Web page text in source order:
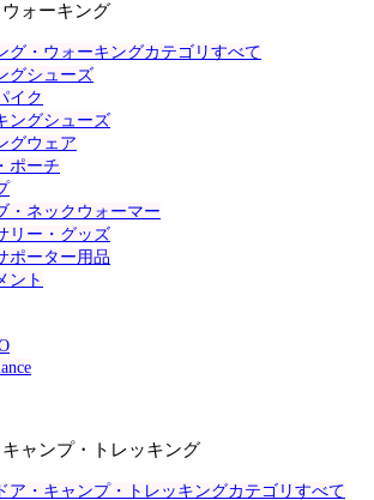
ォーキング
グ・ウォーキングカテゴリすべて
グシューズ
イク
ングシューズ
グウェア
ポーチ
・ネックウォーマー
リー・グッズ
ポーター用品
ント
ャンプ・トレッキング
ア・キャンプ・トレッキングカテゴリすべて